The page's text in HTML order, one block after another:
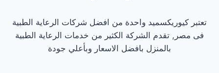
تعتبر كيوريكسميد واحدة من افضل شركات الرعاية الطبية
فى مصر, تقدم الشركة الكثير من خدمات الرعاية الطبية
بالمنزل بافضل الاسعار وبأعلي جودة